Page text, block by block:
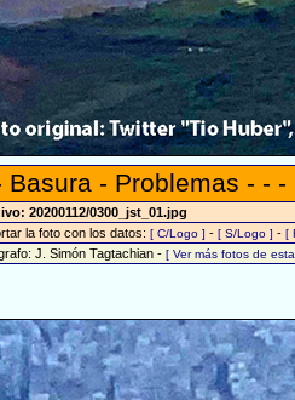
Basura - Problemas - - -
20200112/0300_jst_01.jpg
la foto con los datos: [ C/Logo ] - [ S/Logo ] - [
J. Simón Tagtachian - [ Ver más fotos de